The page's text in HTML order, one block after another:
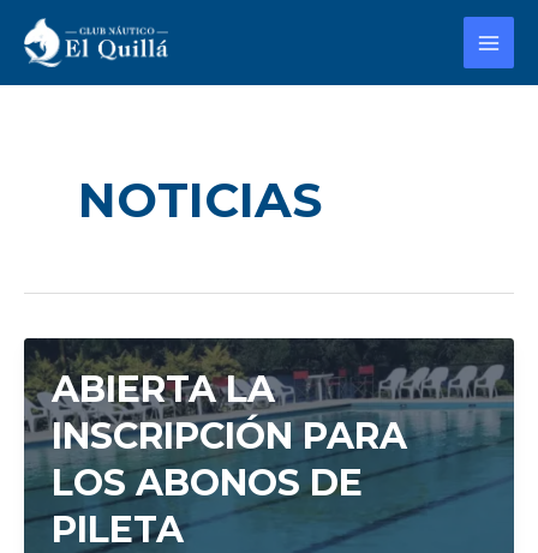
contenido
NOTICIAS
ABIERTA LA
INSCRIPCIÓN PARA
LOS ABONOS DE
PILETA
Post
pagination